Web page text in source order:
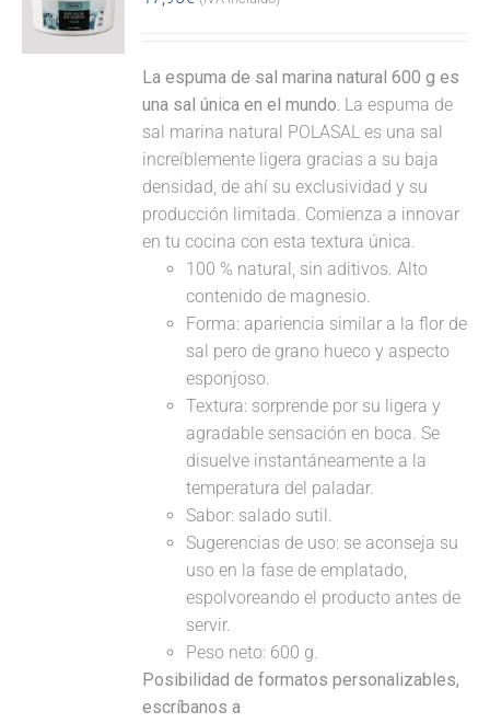
La espuma de sal marina natural 600 g es
una sal única en el mundo. La espuma de
sal marina natural POLASAL es una sal
increíblemente ligera gracias a su baja
densidad, de ahí su exclusividad y su
producción limitada. Comienza a innovar
en tu cocina con esta textura única.
100 % natural, sin aditivos. Alto
contenido de magnesio.
Forma: apariencia similar a la flor de
sal pero de grano hueco y aspecto
esponjoso.
Textura: sorprende por su ligera y
agradable sensación en boca. Se
disuelve instantáneamente a la
temperatura del paladar.
Sabor: salado sutil.
Sugerencias de uso: se aconseja su
uso en la fase de emplatado,
espolvoreando el producto antes de
servir.
Peso neto: 600 g.
Posibilidad de formatos personalizables,
escríbanos a